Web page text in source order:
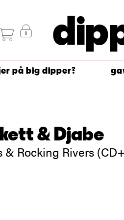
på big dipper?
& Djabe
& Rocking Rivers